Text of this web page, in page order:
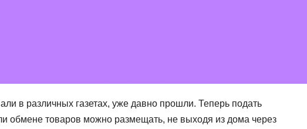
в различных газетах, уже давно прошли. Теперь подать
обмене товаров можно размещать, не выходя из дома через